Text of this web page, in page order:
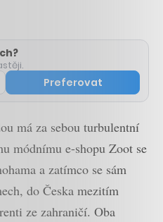
Preferovat
má za sebou turbulentní
módnímu e-shopu Zoot se
a zatímco se sám
do Česka mezitím
ze zahraničí. Oba